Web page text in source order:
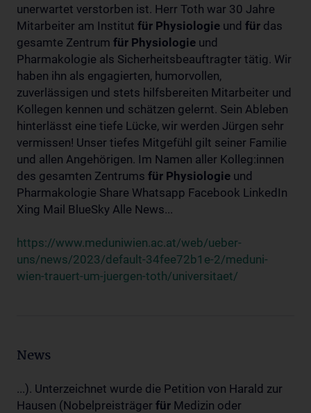
unerwartet verstorben ist. Herr Toth war 30 Jahre
Mitarbeiter am Institut für Physiologie und für das
gesamte Zentrum für Physiologie und
Pharmakologie als Sicherheitsbeauftragter tätig. Wir
haben ihn als engagierten, humorvollen,
zuverlässigen und stets hilfsbereiten Mitarbeiter und
Kollegen kennen und schätzen gelernt. Sein Ableben
hinterlässt eine tiefe Lücke, wir werden Jürgen sehr
vermissen! Unser tiefes Mitgefühl gilt seiner Familie
und allen Angehörigen. Im Namen aller Kolleg:innen
des gesamten Zentrums für Physiologie und
Pharmakologie Share Whatsapp Facebook LinkedIn
Xing Mail BlueSky Alle News...
https://www.meduniwien.ac.at/web/ueber-
uns/news/2023/default-34fee72b1e-2/meduni-
wien-trauert-um-juergen-toth/universitaet/
News
...). Unterzeichnet wurde die Petition von Harald zur
Hausen (Nobelpreisträger für Medizin oder